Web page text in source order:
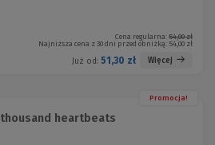
Cena regularna: 54,00 zł
Najniższa cena z 30 dni przed obniżką: 54,00 zł
Już od: 51,30 zł Więcej
Promocja!
heartbeats